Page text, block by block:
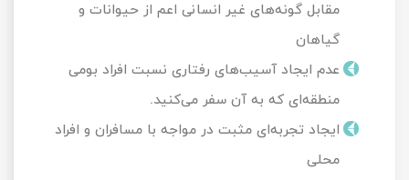
مقابل گونه‌های غیر انسانی اعم از حیوانات و
گیاهان
عدم ایجاد آسیب‌های رفتاری نسبت افراد بومی
منطقه‌ای که به آن سفر می‌کنید.
ایجاد تجربه‌ای مثبت در مواجه با مسافران و افراد
محلی